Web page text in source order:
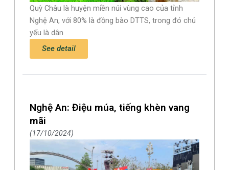
Quỳ Châu là huyện miền núi vùng cao của tỉnh
Nghệ An, với 80% là đồng bào DTTS, trong đó chủ
yếu là dân
See detail
Nghệ An: Điệu múa, tiếng khèn vang
mãi
17/10/2024